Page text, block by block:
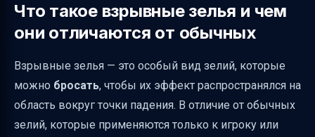
взрывного зелья
Советы по безопасному применению в
группе
Таблица эффектов и длительности
взрывных зелий
Где найти ингредиенты
Что такое взрывные зелья и чем
они отличаются от обычных
Взрывные зелья — это особый вид зелий, которые
можно бросать, чтобы их эффект распространялся на
область вокруг точки падения. В отличие от обычных
зелий, которые применяются только к игроку или